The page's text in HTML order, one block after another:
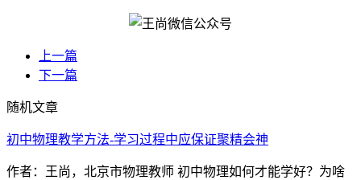
上一篇
下一篇
随机文章
初中物理教学方法-学习过程中应保证聚精会神
作者：王尚，北京市物理教师 初中物理如何才能学好？为啥